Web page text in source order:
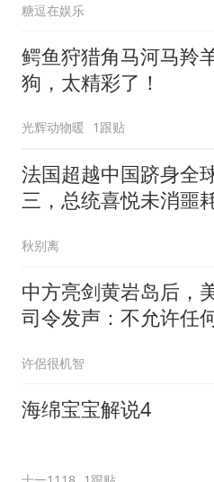
础看懂全球 #时代砺剑
燃出列 #抖音精选
糖逗在娱乐
鳄鱼狩猎角马河马羚
狗，太精彩了！
光辉动物暖 1跟贴
法国超越中国跻身全
三，总统喜悦未消噩
秋别离
中方亮剑黄岩岛后，
司令发声：不允许任
许侶很机智
海绵宝宝解说4